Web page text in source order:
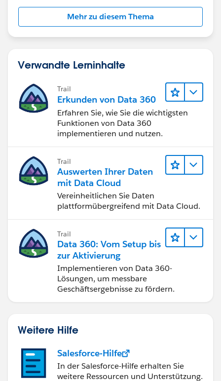
Mehr zu diesem Thema
Verwandte Lerninhalte
Trail
Erkunden von Data 360
Erfahren Sie, wie Sie die wichtigsten
Funktionen von Data 360
implementieren und nutzen.
Trail
Auswerten Ihrer Daten
mit Data Cloud
Vereinheitlichen Sie Daten
plattformübergreifend mit Data Cloud.
Trail
Data 360: Vom Setup bis
zur Aktivierung
Implementieren von Data 360-
Lösungen, um messbare
Geschäftsergebnisse zu fördern.
Weitere Hilfe
Salesforce-Hilfe
In der Salesforce-Hilfe erhalten Sie
weitere Ressourcen und Unterstützung.